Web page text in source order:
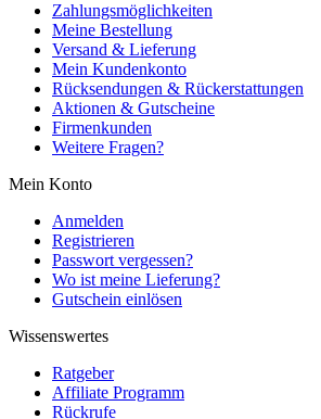
Zahlungsmöglichkeiten
Meine Bestellung
Versand & Lieferung
Mein Kundenkonto
Rücksendungen & Rückerstattungen
Aktionen & Gutscheine
Firmenkunden
Weitere Fragen?
Mein Konto
Anmelden
Registrieren
Passwort vergessen?
Wo ist meine Lieferung?
Gutschein einlösen
Wissenswertes
Ratgeber
Affiliate Programm
Rückrufe